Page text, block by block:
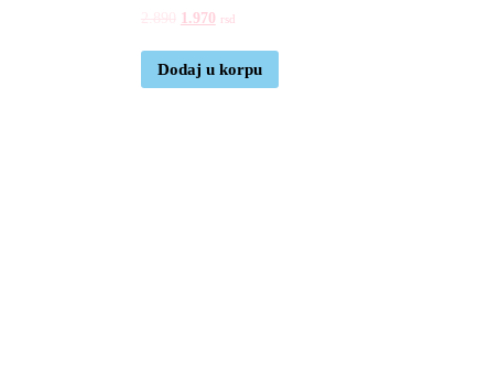
1.970 rsd
Dodaj u korpu